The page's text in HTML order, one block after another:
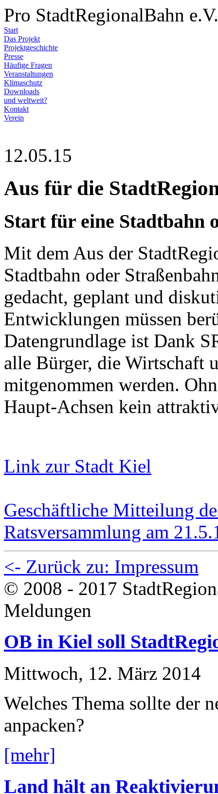
Pro StadtRegionalBahn e.V.
Start
Das Projekt
Projektgeschichte
Presse
Häufige Fragen
Veranstaltungen
Klimaschutz
Downloads
und weltweit?
Kontakt
Verein
12.05.15
Aus für die
Start für eine Stadtbahn
Mit dem Aus der
Stadtbahn oder
gedacht, geplant und
Entwicklungen müssen
Datengrundlage ist Dank
alle Bürger, die Wirtschaft
mitgenommen werden.
Haupt-Achsen kein
Link zur Stadt Kiel
Geschäftliche Mitteilung
Ratsversammlung am
<- Zurück zu: Impressum
© 2008 - 2017
Meldungen
OB in Kiel soll
Mittwoch, 12. März 2014
Welches Thema sollte der
anpacken?
[mehr]
Land hält an